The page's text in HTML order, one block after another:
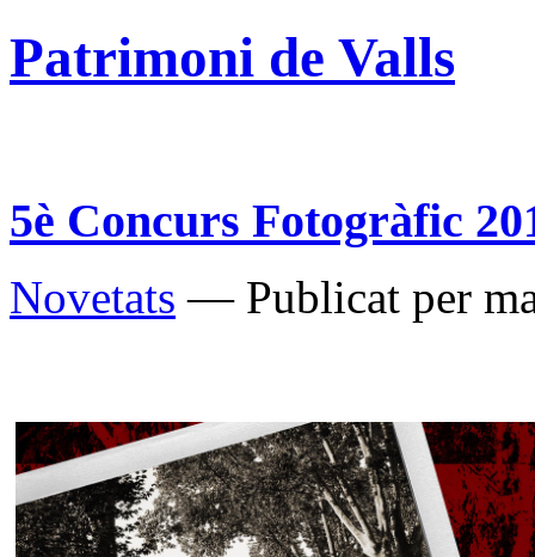
Patrimoni de Valls
5è Concurs Fotogràfic
Novetats — Publicat per